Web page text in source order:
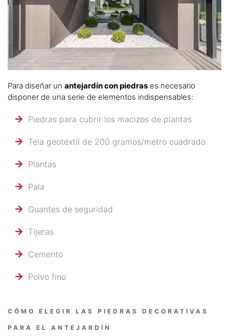
Para diseñar un antejardín con piedras es necesario
disponer de una serie de elementos indispensables:
Piedras para cubrir los macizos de plantas
Tela geotextil de 200 gramos/metro cuadrado
Plantas
Pala
Guantes de seguridad
Tijeras
Cemento
Polvo fino
CÓMO ELEGIR LAS PIEDRAS DECORATIVAS
PARA EL ANTEJARDÍN